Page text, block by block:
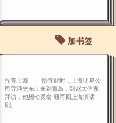
加书签
投奔上海 恰在此时，上海明星公
司导演史东山来到青岛，到赵太侔家
拜访，他想动员俞 珊再回上海演话
剧。